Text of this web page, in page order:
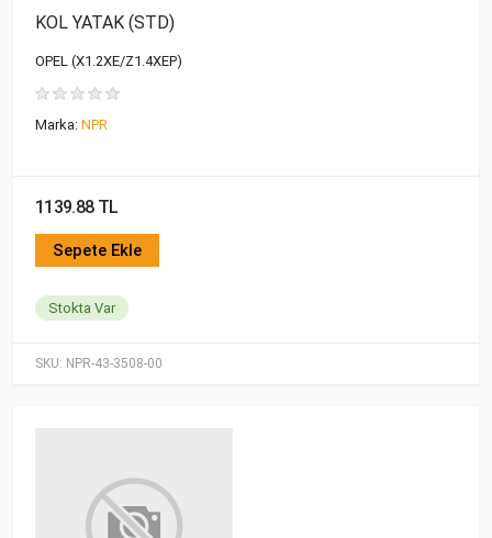
SKU: NPR-43-3508-00
KOL YATAK (STD)
OPEL (X1.2XE/Z1.4XEP)
Marka: NPR
1139.88 TL
Sepete Ekle
Stokta Var